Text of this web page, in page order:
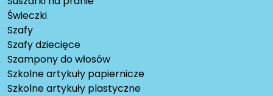
Świeczki
Szafy
Szafy dziecięce
Szampony do włosów
Szkolne artykuły papiernicze
Szkolne artykuły plastyczne